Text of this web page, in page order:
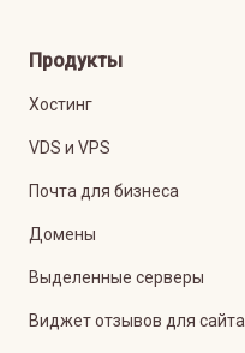
Продукты
Хостинг
VDS и VPS
Почта для бизнеса
Домены
Выделенные серверы
Виджет отзывов для сайта